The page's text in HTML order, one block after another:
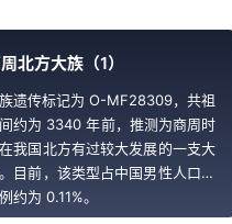
北方大族（1）
遗传标记为 O-MF28309，共祖
约为 3340 年前，推测为商周时
我国北方有过较大发展的一支大
目前，该类型占中国男性人口的
约为 0.11%。